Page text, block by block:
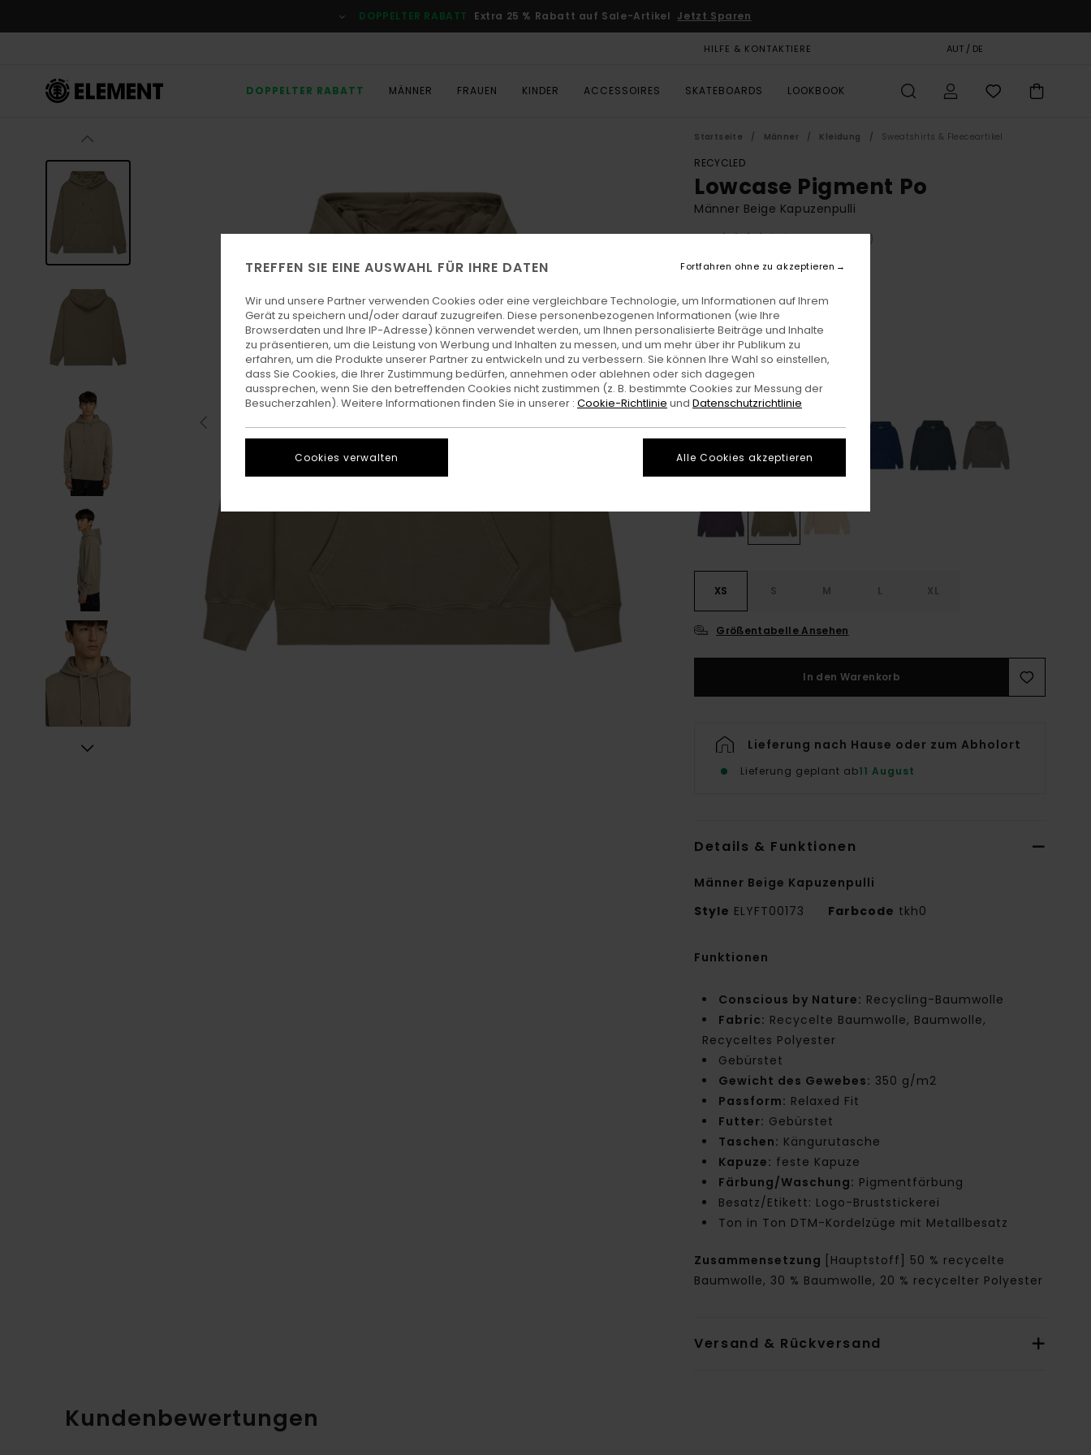
Produktinformation
DOPPELTER RABATT Extra 25 % Rabatt auf Sale-Artikel Jetzt Sparen
HILFE & KONTAKTIERE AUT / DE
DOPPELTER RABATT MÄNNER FRAUEN KINDER ACCESSOIRES SKATEBOARDS LOOKBOOK
Startseite Männer Kleidung Sweatshirts & Fleeceartikel
RECYCLED
Lowcase Pigment Po
Männer Beige Kapuzenpulli
4.8
(25 Bewertungen)
ECO-BONUS
€ 33,75
SALE
DOPPELTER RABATT EXTRA 25 %
Farbe Aluminum
XS S M L XL
Größentabelle Ansehen
In den Warenkorb
Lieferung nach Hause oder zum Abholort
Lieferung geplant ab11 August
Details & Funktionen
Männer Beige Kapuzenpulli
Style ELYFT00173 Farbcode tkh0
Funktionen
Conscious by Nature: Recycling-Baumwolle
Fabric: Recycelte Baumwolle, Baumwolle,
Recyceltes Polyester
Gebürstet
Gewicht des Gewebes: 350 g/m2
Passform: Relaxed Fit
Futter: Gebürstet
Taschen: Kängurutasche
Kapuze: feste Kapuze
Färbung/Waschung: Pigmentfärbung
Besatz/Etikett: Logo-Bruststickerei
Ton in Ton DTM-Kordelzüge mit Metallbesatz
Zusammensetzung [Hauptstoff] 50 % recycelte
Baumwolle, 30 % Baumwolle, 20 % recycelter Polyester
Versand & Rückversand
Kundenbewertungen
TREFFEN SIE EINE AUSWAHL FÜR IHRE DATEN
Wir und unsere Partner verwenden Cookies oder eine vergleichbare Technologie, um Informationen auf Ihrem
Gerät zu speichern und/oder darauf zuzugreifen. Diese personenbezogenen Informationen (wie Ihre
Browserdaten und Ihre IP-Adresse) können verwendet werden, um Ihnen personalisierte Beiträge und Inhalte
zu präsentieren, um die Leistung von Werbung und Inhalten zu messen, und um mehr über ihr Publikum zu
erfahren, um die Produkte unserer Partner zu entwickeln und zu verbessern. Sie können Ihre Wahl so einstellen,
dass Sie Cookies, die Ihrer Zustimmung bedürfen, annehmen oder ablehnen oder sich dagegen
aussprechen, wenn Sie den betreffenden Cookies nicht zustimmen (z. B. bestimmte Cookies zur Messung der
Besucherzahlen). Weitere Informationen finden Sie in unserer : Cookie-Richtlinie und Datenschutzrichtlinie
Cookies verwalten
Fortfahren ohne zu akzeptieren
Alle Cookies akzeptieren